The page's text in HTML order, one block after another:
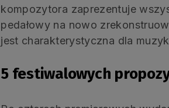
kompozytora zaprezentuje
pedałowy na nowo
jest charakterystyczna dla
5 festiwalowych